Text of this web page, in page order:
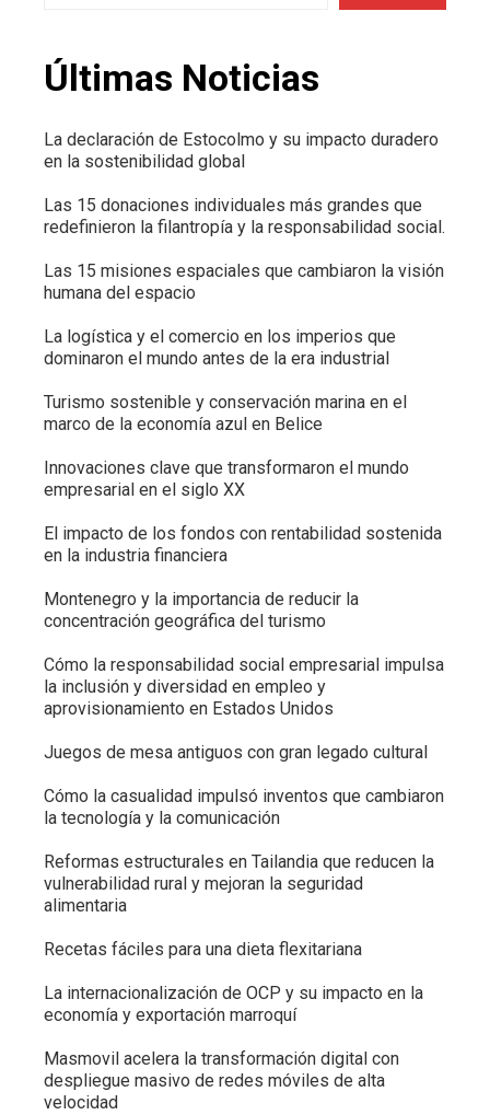
Últimas Noticias
La declaración de Estocolmo y su impacto duradero
en la sostenibilidad global
Las 15 donaciones individuales más grandes que
redefinieron la filantropía y la responsabilidad social.
Las 15 misiones espaciales que cambiaron la visión
humana del espacio
La logística y el comercio en los imperios que
dominaron el mundo antes de la era industrial
Turismo sostenible y conservación marina en el
marco de la economía azul en Belice
Innovaciones clave que transformaron el mundo
empresarial en el siglo XX
El impacto de los fondos con rentabilidad sostenida
en la industria financiera
Montenegro y la importancia de reducir la
concentración geográfica del turismo
Cómo la responsabilidad social empresarial impulsa
la inclusión y diversidad en empleo y
aprovisionamiento en Estados Unidos
Juegos de mesa antiguos con gran legado cultural
Cómo la casualidad impulsó inventos que cambiaron
la tecnología y la comunicación
Reformas estructurales en Tailandia que reducen la
vulnerabilidad rural y mejoran la seguridad
alimentaria
Recetas fáciles para una dieta flexitariana
La internacionalización de OCP y su impacto en la
economía y exportación marroquí
Masmovil acelera la transformación digital con
despliegue masivo de redes móviles de alta
velocidad